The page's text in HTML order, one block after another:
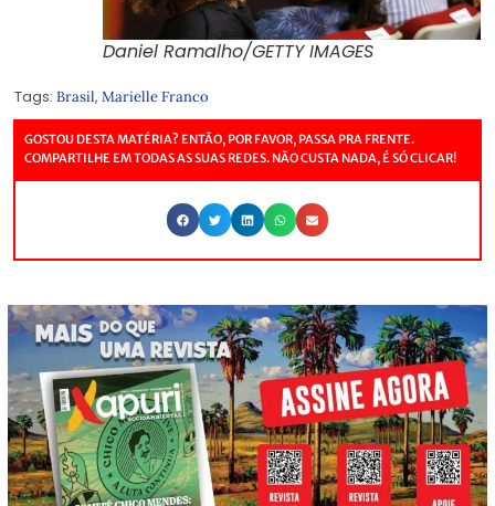
Daniel Ramalho/GETTY IMAGES
Tags: Brasil, Marielle Franco
GOSTOU DESTA MATÉRIA? ENTÃO, POR FAVOR, PASSA PRA FRENTE.
COMPARTILHE EM TODAS AS SUAS REDES. NÃO CUSTA NADA, É SÓ CLICAR!